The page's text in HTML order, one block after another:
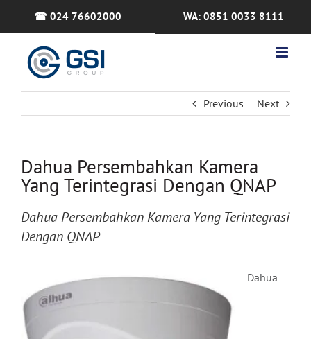
☎ 024 76602000 WA: 0851 0033 8111
Previous Next
Dahua Persembahkan Kamera
Yang Terintegrasi Dengan QNAP
Dahua Persembahkan Kamera Yang Terintegrasi
Dengan QNAP
Dahua